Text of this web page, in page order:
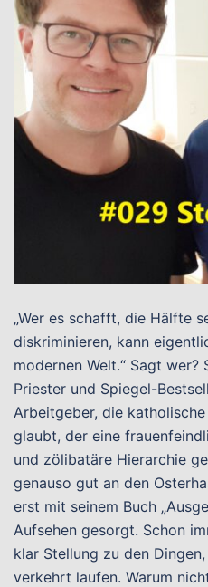
„Wer es schafft, die Hälfte
diskriminieren, kann
modernen Welt.“ Sagt wer?
Priester und Spiegel-
Arbeitgeber, die
glaubt, der eine
und zölibatäre Hierarchie
genauso gut an den
erst mit seinem Buch
Aufsehen gesorgt. Schon
klar Stellung zu den
verkehrt laufen. Warum